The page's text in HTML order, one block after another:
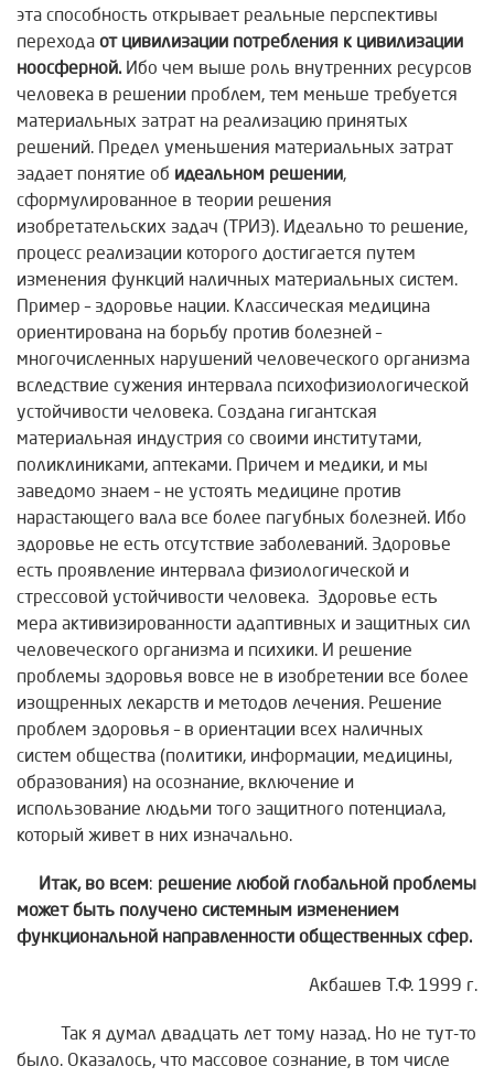
эта способность открывает реальные перспективы
перехода от цивилизации потребления к цивилизации
ноосферной. Ибо чем выше роль внутренних ресурсов
человека в решении проблем, тем меньше требуется
материальных затрат на реализацию принятых
решений. Предел уменьшения материальных затрат
задает понятие об идеальном решении,
сформулированное в теории решения
изобретательских задач (ТРИЗ). Идеально то решение,
процесс реализации которого достигается путем
изменения функций наличных материальных систем.
Пример – здоровье нации. Классическая медицина
ориентирована на борьбу против болезней –
многочисленных нарушений человеческого организма
вследствие сужения интервала психофизиологической
устойчивости человека. Создана гигантская
материальная индустрия со своими институтами,
поликлиниками, аптеками. Причем и медики, и мы
заведомо знаем – не устоять медицине против
нарастающего вала все более пагубных болезней. Ибо
здоровье не есть отсутствие заболеваний. Здоровье
есть проявление интервала физиологической и
стрессовой устойчивости человека. Здоровье есть
мера активизированности адаптивных и защитных сил
человеческого организма и психики. И решение
проблемы здоровья вовсе не в изобретении все более
изощренных лекарств и методов лечения. Решение
проблем здоровья – в ориентации всех наличных
систем общества (политики, информации, медицины,
образования) на осознание, включение и
использование людьми того защитного потенциала,
который живет в них изначально.
Итак, во всем: решение любой глобальной проблемы
может быть получено системным изменением
функциональной направленности общественных сфер.
Акбашев Т.Ф. 1999 г.
Так я думал двадцать лет тому назад. Но не тут-то
было. Оказалось, что массовое сознание, в том числе